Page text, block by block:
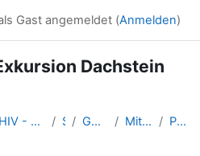
Gast angemeldet (Anmelden)
Dachstein
ARCHIV - Lehrveranstaltungen am Standort Linz - seit 2016 SS_2021 GW_EXDachstein_2021ss Mitzuführende Ausrüstung Packliste (MS Excel)